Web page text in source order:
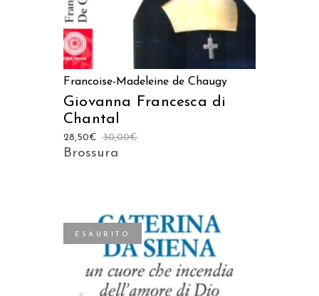
Francoise-Madeleine de Chaugy
Giovanna Francesca di
Chantal
30,00€
28,50€
Brossura
ESAURITO